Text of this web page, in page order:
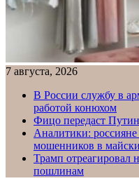
7 августа, 2026
В России службу в
работой конюхом
Фицо передаст
Аналитики: россияне
мошенников в
Трамп
пошлинам